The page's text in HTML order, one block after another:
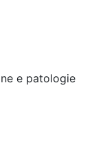
e patologie